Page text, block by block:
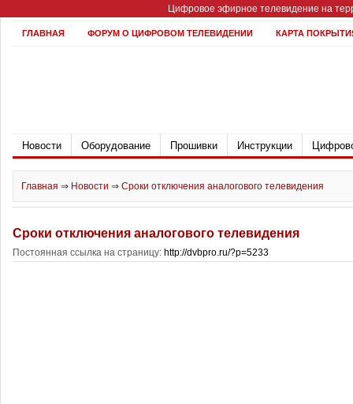
Цифровое эфирное телевидение на
ГЛАВНАЯ ФОРУМ О ЦИФРОВОМ ТЕЛЕВИДЕНИИ КАРТА
Новости Оборудование Прошивки Инструкции
Главная ⇒ Новости ⇒ Сроки отключения аналогового телевидения
Сроки отключения аналогового телевидения
Постоянная ссылка на страницу: http://dvbpro.ru/?p=5233